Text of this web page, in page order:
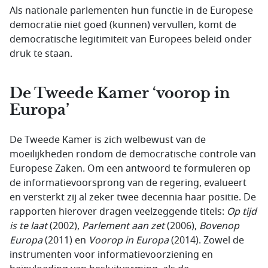
Als nationale parlementen hun functie in de Europese
democratie niet goed (kunnen) vervullen, komt de
democratische legitimiteit van Europees beleid onder
druk te staan.
De Tweede Kamer ‘voorop in
Europa’
De Tweede Kamer is zich welbewust van de
moeilijkheden rondom de democratische controle van
Europese Zaken. Om een antwoord te formuleren op
de informatievoorsprong van de regering, evalueert
en versterkt zij al zeker twee decennia haar positie. De
rapporten hierover dragen veelzeggende titels: Op tijd
is te laat(2002), Parlement aan zet(2006), Bovenop
Europa(2011) en Voorop in Europa(2014). Zowel de
instrumenten voor informatievoorziening en